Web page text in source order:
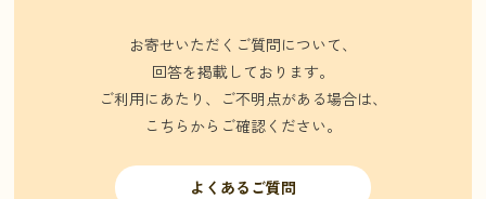
お寄せいただくご質問について、
回答を掲載しております。
ご利用にあたり、ご不明点がある場合は、
こちらからご確認ください。
よくあるご質問